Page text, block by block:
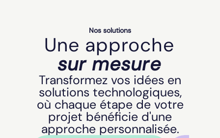
Nos solutions
Une approche
sur mesure
Transformez vos idées en
solutions technologiques,
où chaque étape de votre
projet bénéficie d'une
approche personnalisée.